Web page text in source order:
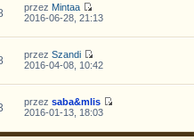
przez Mintaa
2016-06-28, 21:13
przez Szandi
2016-04-08, 10:42
przez saba&mlis
2016-01-13, 18:03